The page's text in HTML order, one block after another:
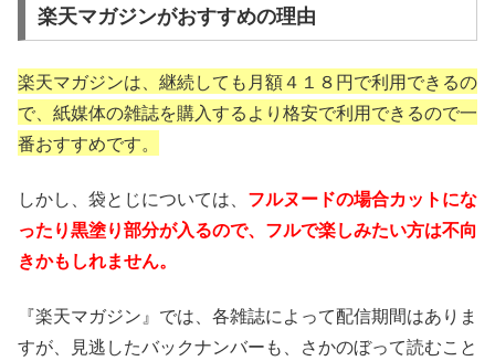
楽天マガジンがおすすめの理由
楽天マガジンは、継続しても月額４１８円で利用できるの
で、紙媒体の雑誌を購入するより格安で利用できるので一
番おすすめです。
しかし、袋とじについては、 フルヌードの場合カットにな
ったり黒塗り部分が入るので、フルで楽しみたい方は不向
きかもしれません。
『楽天マガジン』では、各雑誌によって配信期間はありま
すが、見逃したバックナンバーも、さかのぼって読むこと